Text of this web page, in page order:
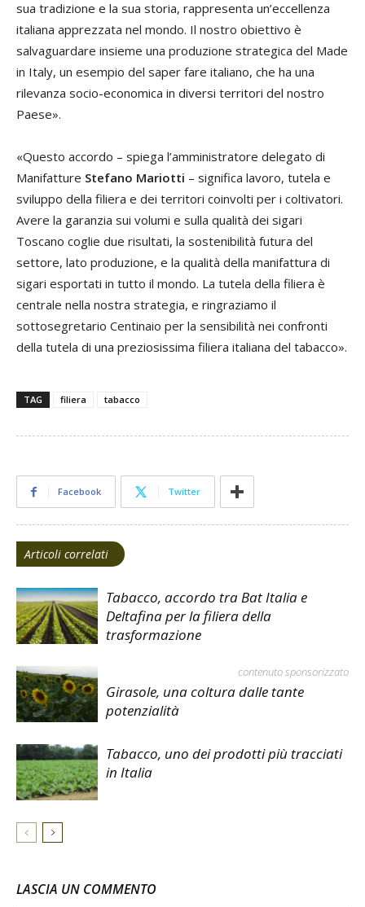
sua tradizione e la sua storia, rappresenta un’eccellenza
italiana apprezzata nel mondo. Il nostro obiettivo è
salvaguardare insieme una produzione strategica del Made
in Italy, un esempio del saper fare italiano, che ha una
rilevanza socio-economica in diversi territori del nostro
Paese».
«Questo accordo – spiega l’amministratore delegato di
Manifatture Stefano Mariotti – significa lavoro, tutela e
sviluppo della filiera e dei territori coinvolti per i coltivatori.
Avere la garanzia sui volumi e sulla qualità dei sigari
Toscano coglie due risultati, la sostenibilità futura del
settore, lato produzione, e la qualità della manifattura di
sigari esportati in tutto il mondo. La tutela della filiera è
centrale nella nostra strategia, e ringraziamo il
sottosegretario Centinaio per la sensibilità nei confronti
della tutela di una preziosissima filiera italiana del tabacco».
TAG filiera tabacco
Facebook Twitter
Articoli correlati
Tabacco, accordo tra Bat Italia e
Deltafina per la filiera della
trasformazione
contenuto sponsorizzato
Girasole, una coltura dalle tante
potenzialità
Tabacco, uno dei prodotti più tracciati
in Italia
LASCIA UN COMMENTO